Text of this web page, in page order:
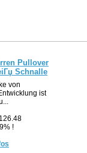
Pullover
Schnalle
von
ist
!